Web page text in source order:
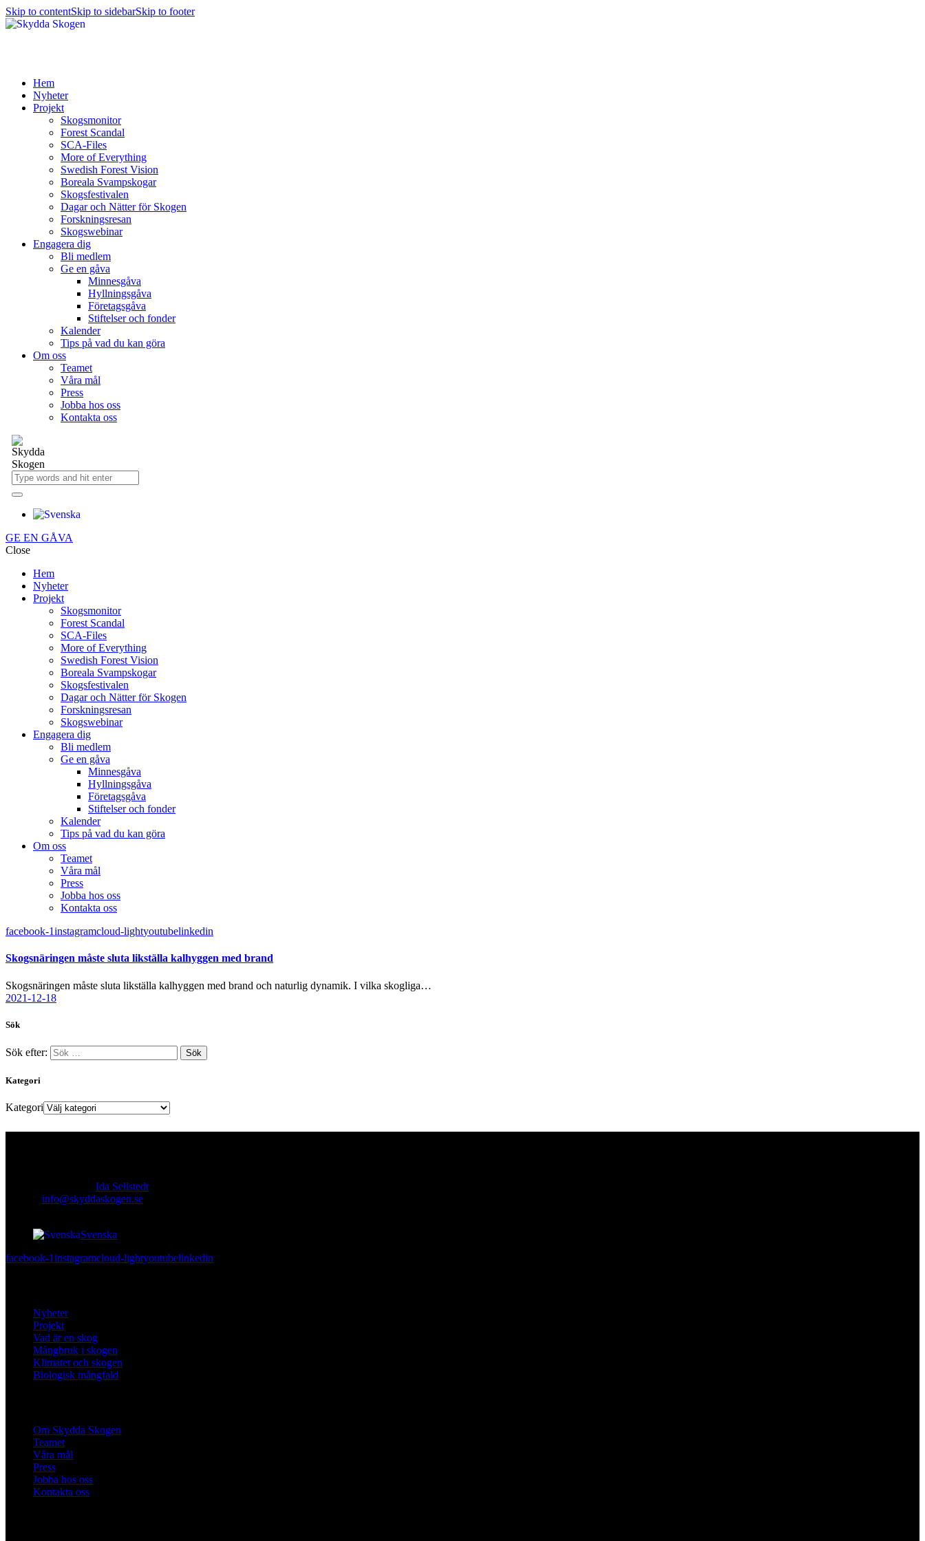
Skip to contentSkip to sidebarSkip to footer
Hem
Nyheter
Projekt
Skogsmonitor
Forest Scandal
SCA-Files
More of Everything
Swedish Forest Vision
Boreala Svampskogar
Skogsfestivalen
Dagar och Nätter för Skogen
Forskningsresan
Skogswebinar
Engagera dig
Bli medlem
Ge en gåva
Minnesgåva
Hyllningsgåva
Företagsgåva
Stiftelser och fonder
Kalender
Tips på vad du kan göra
Om oss
Teamet
Våra mål​
Press
Jobba hos oss
Kontakta oss
GE EN GÅVA
Close
Hem
Nyheter
Projekt
Skogsmonitor
Forest Scandal
SCA-Files
More of Everything
Swedish Forest Vision
Boreala Svampskogar
Skogsfestivalen
Dagar och Nätter för Skogen
Forskningsresan
Skogswebinar
Engagera dig
Bli medlem
Ge en gåva
Minnesgåva
Hyllningsgåva
Företagsgåva
Stiftelser och fonder
Kalender
Tips på vad du kan göra
Om oss
Teamet
Våra mål​
Press
Jobba hos oss
Kontakta oss
facebook-1instagramcloud-lightyoutubelinkedin
Skogsnäringen måste sluta likställa kalhyggen med brand
Skogsnäringen måste sluta likställa kalhyggen med brand och naturlig dynamik. I vilka skogliga…
2021-12-18
Sök
Sök efter:
Kategori
Kategori
Ida Sellstedt
info@skyddaskogen.se
Svenska
facebook-1instagramcloud-lightyoutubelinkedin
Nyheter
Projekt
Vad är en skog
Mångbruk i skogen
Klimatet och skogen
Biologisk mångfald
Om Skydda Skogen
Teamet
Våra mål
Press
Jobba hos oss
Kontakta oss